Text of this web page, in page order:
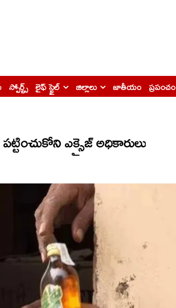
స్పోర్ట్స్ లైఫ్ స్టైల్ జిల్లాలు జాతీయం ప్రపంచం
పట్టించుకోని ఎక్సైజ్ అధికారులు